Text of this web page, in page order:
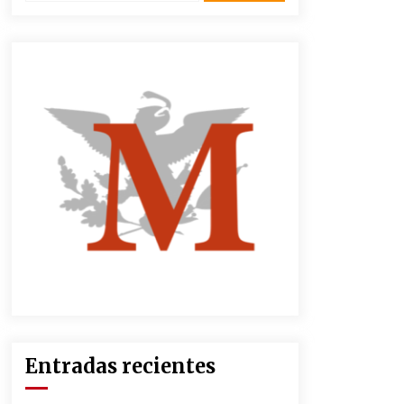
Zar antidrogas de EE.UU.: “vamos
por los políticos mexicanos que
protegen al narco”
2 meses atrás
México libraría posible arancel de
EE.UU. en 85% de sus exportaciones
Entradas recientes